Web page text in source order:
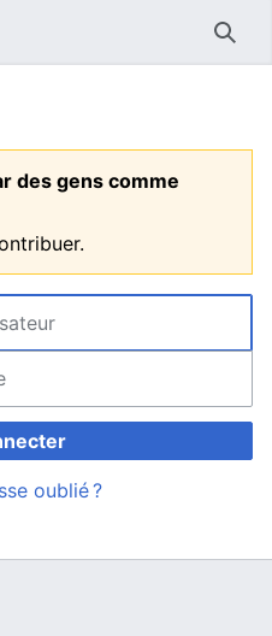
des gens comme
oublié ?